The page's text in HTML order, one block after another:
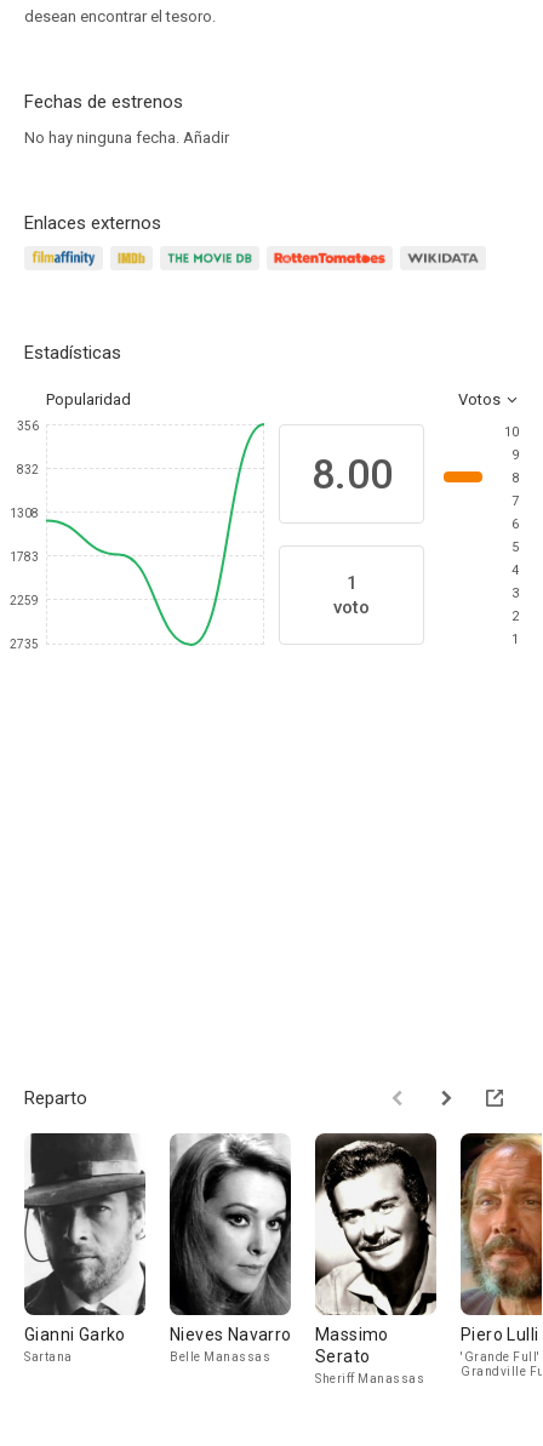
desean encontrar el tesoro.
Fechas de estrenos
No hay ninguna fecha. Añadir
Enlaces externos
Estadísticas
Popularidad Votos
356
832
1308
1783
2259
2735
8.00
1
voto
10
9
8
7
6
5
4
3
2
1
Reparto
Gianni Garko
Sartana
Nieves Navarro
Belle Manassas
Massimo
Serato
Sheriff Manassas
Piero Lulli
'Grande Full'
Grandville